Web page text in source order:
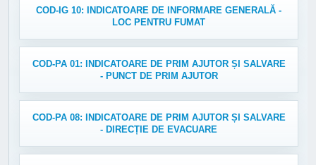
COD-IG 10: INDICATOARE DE INFORMARE GENERALĂ -
LOC PENTRU FUMAT
COD-PA 01: INDICATOARE DE PRIM AJUTOR ȘI SALVARE
- PUNCT DE PRIM AJUTOR
COD-PA 08: INDICATOARE DE PRIM AJUTOR ȘI SALVARE
- DIRECȚIE DE EVACUARE